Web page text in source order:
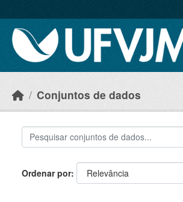
Conjuntos de dados
Ordenar por